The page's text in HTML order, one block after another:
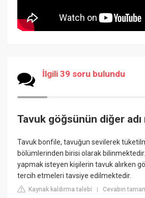
İlgili 39 soru bulundu
Tavuk göğsünün diğer adı
Tavuk bonfile, tavuğun sevilerek
bölümlerinden birisi olarak
yapmak isteyen kişilerin tavuk alırken
tercih etmeleri tavsiye edilmektedir.
Kaynak kaldırma talebi |Cevabın